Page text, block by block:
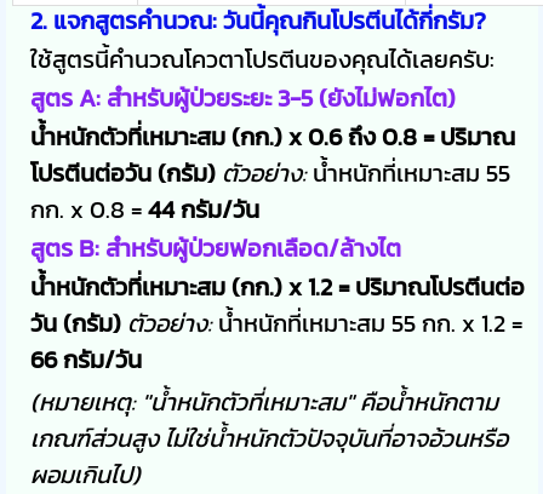
2. แจกสูตรคำนวณ: วันนี้คุณกินโปรตีนได้กี่กรัม?
ใช้สูตรนี้คำนวณโควตาโปรตีนของคุณได้เลยครับ:
สูตร A: สำหรับผู้ป่วยระยะ 3-5 (ยังไม่ฟอกไต)
น้ำหนักตัวที่เหมาะสม (กก.) x 0.6 ถึง 0.8 = ปริมาณ
โปรตีนต่อวัน (กรัม) ตัวอย่าง:น้ำหนักที่เหมาะสม 55
กก. x 0.8 =44 กรัม/วัน
สูตร B: สำหรับผู้ป่วยฟอกเลือด/ล้างไต
น้ำหนักตัวที่เหมาะสม (กก.) x 1.2 = ปริมาณโปรตีนต่อ
วัน (กรัม) ตัวอย่าง:น้ำหนักที่เหมาะสม 55 กก. x 1.2 =
66 กรัม/วัน
(หมายเหตุ: "น้ำหนักตัวที่เหมาะสม" คือน้ำหนักตาม
เกณฑ์ส่วนสูง ไม่ใช่น้ำหนักตัวปัจจุบันที่อาจอ้วนหรือ
ผอมเกินไป)